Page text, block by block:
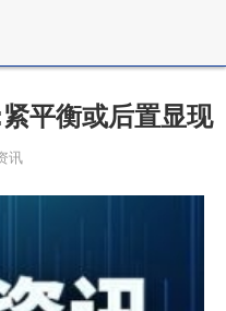
平衡或后置显现
讯